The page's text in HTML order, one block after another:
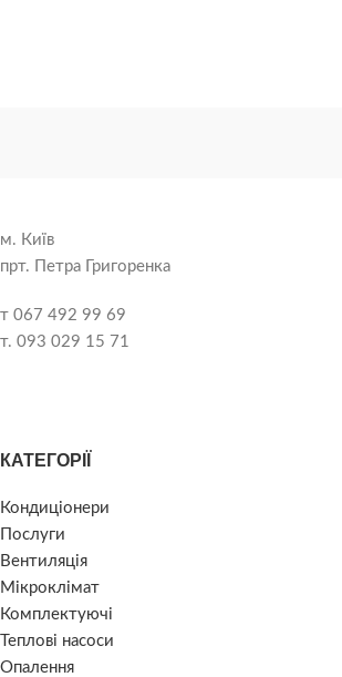
м. Київ
прт. Петра Григоренка
т 067 492 99 69
т. 093 029 15 71
КАТЕГОРІЇ
Кондиціонери
Послуги
Вентиляція
Мікроклімат
Комплектуючі
Теплові насоси
Опалення